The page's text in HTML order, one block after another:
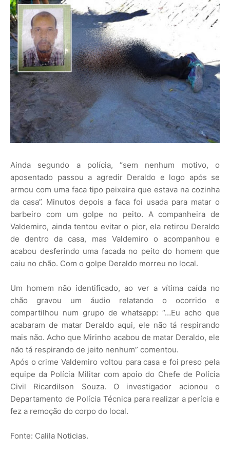
Ainda segundo a polícia, “sem nenhum motivo, o
aposentado passou a agredir Deraldo e logo após se
armou com uma faca tipo peixeira que estava na cozinha
da casa”. Minutos depois a faca foi usada para matar o
barbeiro com um golpe no peito. A companheira de
Valdemiro, ainda tentou evitar o pior, ela retirou Deraldo
de dentro da casa, mas Valdemiro o acompanhou e
acabou desferindo uma facada no peito do homem que
caiu no chão. Com o golpe Deraldo morreu no local.
Um homem não identificado, ao ver a vítima caída no
chão gravou um áudio relatando o ocorrido e
compartilhou num grupo de whatsapp: “…Eu acho que
acabaram de matar Deraldo aqui, ele não tá respirando
mais não. Acho que Mirinho acabou de matar Deraldo, ele
não tá respirando de jeito nenhum” comentou.
Após o crime Valdemiro voltou para casa e foi preso pela
equipe da Polícia Militar com apoio do Chefe de Polícia
Civil Ricardilson Souza. O investigador acionou o
Departamento de Polícia Técnica para realizar a perícia e
fez a remoção do corpo do local.
Fonte: Calila Noticias.